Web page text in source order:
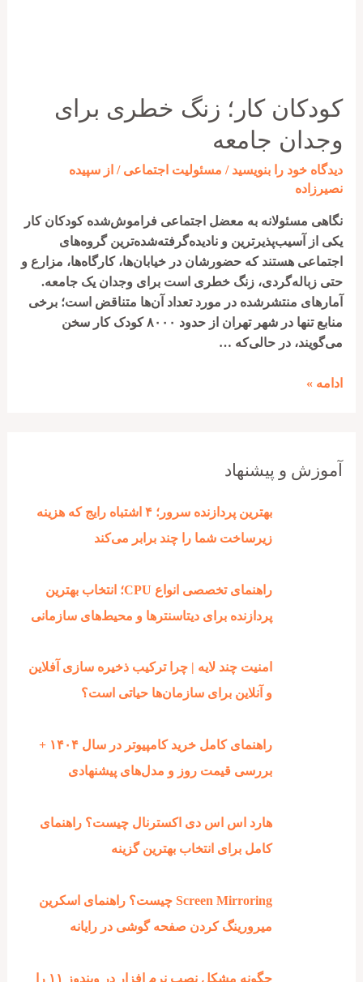
کودکان کار؛ زنگ خطری برای
وجدان جامعه
دیدگاه‌ خود را بنویسید / مسئولیت اجتماعی / از سپیده
نصیرزاده
نگاهی مسئولانه به معضل اجتماعی فراموش‌شده کودکان کار
یکی از آسیب‌پذیرترین و نادیده‌گرفته‌شده‌ترین گروه‌های
اجتماعی هستند که حضورشان در خیابان‌ها، کارگاه‌ها، مزارع و
حتی زباله‌گردی، زنگ خطری است برای وجدان یک جامعه.
آمارهای منتشرشده در مورد تعداد آن‌ها متناقض است؛ برخی
منابع تنها در شهر تهران از حدود ۸۰۰۰ کودک کار سخن
می‌گویند، در حالی‌که …
کودکان
برای
وجدان
ادامه »
آموزش و پیشنهاد
بهترین پردازنده‌ سرور؛ ۴ اشتباه رایج که هزینه
زیرساخت شما را چند برابر می‌کند
راهنمای تخصصی انواع CPU؛ انتخاب بهترین
پردازنده برای دیتاسنترها و محیط‌های سازمانی
امنیت چند لایه | چرا ترکیب ذخیره‌ سازی آفلاین
و آنلاین برای سازمان‌ها حیاتی است؟
راهنمای کامل خرید کامپیوتر در سال ۱۴۰۴ +
بررسی قیمت روز و مدل‌های پیشنهادی
هارد اس اس دی اکسترنال چیست؟ راهنمای
کامل برای انتخاب بهترین گزینه
Screen Mirroring چیست؟ راهنمای اسکرین
میرورینگ کردن صفحه گوشی در رایانه
چگونه مشکل نصب نرم افزار در ویندوز ۱۱ را